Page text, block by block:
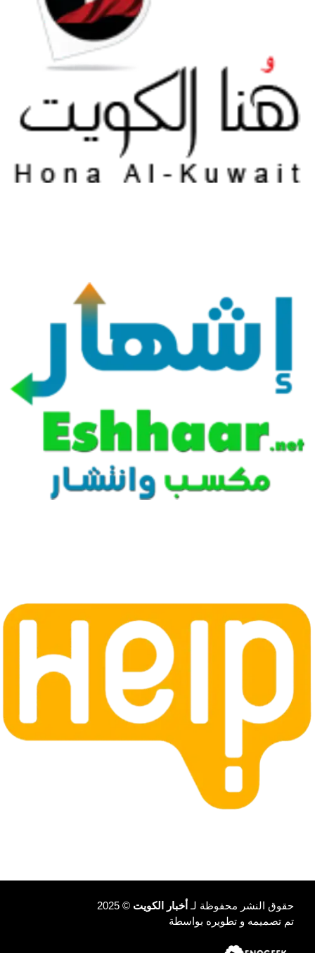
حقوق النشر محفوظة لـ أخبار الكويت © 2025
تم تصميمه و تطويره بواسطة